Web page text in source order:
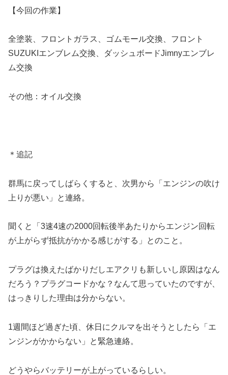
【今回の作業】
全塗装、フロントガラス、ゴムモール交換、フロント
SUZUKIエンブレム交換、ダッシュボードJimnyエンブレ
ム交換
その他：オイル交換
＊追記
群馬に戻ってしばらくすると、次男から「エンジンの吹け
上りが悪い」と連絡。
聞くと「3速4速の2000回転後半あたりからエンジン回転
が上がらず抵抗がかかる感じがする」とのこと。
プラグは換えたばかりだしエアクリも新しいし原因はなん
だろう？プラグコードかな？なんて思っていたのですが、
はっきりした理由は分からない。
1週間ほど過ぎた頃、休日にクルマを出そうとしたら「エ
ンジンがかからない」と緊急連絡。
どうやらバッテリーが上がっているらしい。